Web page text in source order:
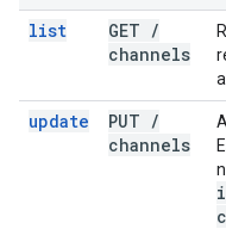
list
GET /
channels
update PUT /
channels